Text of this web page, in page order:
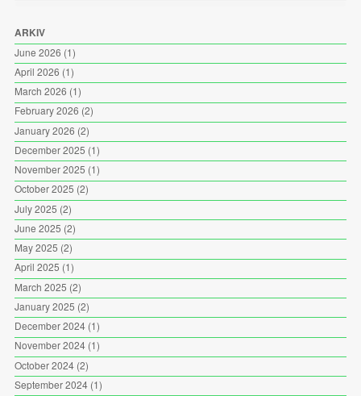
ARKIV
June 2026 (1)
April 2026 (1)
March 2026 (1)
February 2026 (2)
January 2026 (2)
December 2025 (1)
November 2025 (1)
October 2025 (2)
July 2025 (2)
June 2025 (2)
May 2025 (2)
April 2025 (1)
March 2025 (2)
January 2025 (2)
December 2024(1)
November 2024(1)
October 2024(2)
September 2024(1)